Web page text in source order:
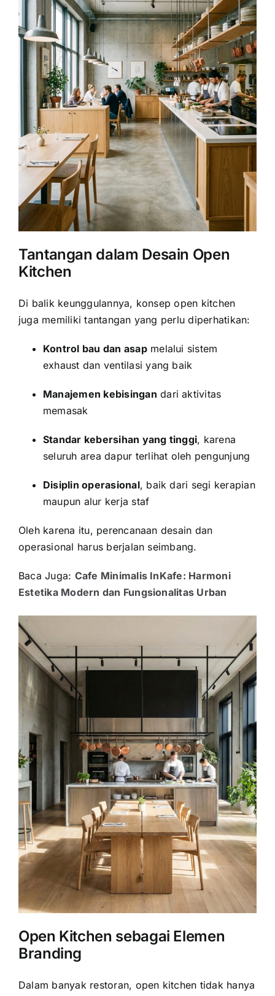
Tantangan dalam Desain Open
Kitchen
Di balik keunggulannya, konsep open kitchen
juga memiliki tantangan yang perlu diperhatikan:
Kontrol bau dan asapmelalui sistem
exhaust dan ventilasi yang baik
Manajemen kebisingan dari aktivitas
memasak
Standar kebersihan yang tinggi, karena
seluruh area dapur terlihat oleh pengunjung
Disiplin operasional, baik dari segi kerapian
maupun alur kerja staf
Oleh karena itu, perencanaan desain dan
operasional harus berjalan seimbang.
Baca Juga: Cafe Minimalis InKafe: Harmoni
Estetika Modern dan Fungsionalitas Urban
Open Kitchen sebagai Elemen
Branding
Dalam banyak restoran, open kitchen tidak hanya